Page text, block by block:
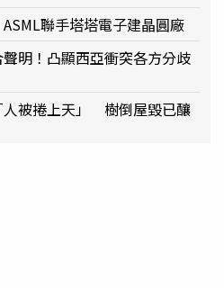
聯手塔塔電子建晶圓廠
明！凸顯西亞衝突各方分歧
人被捲上天」 樹倒屋毀已釀